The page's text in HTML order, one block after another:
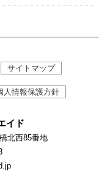
サイトマップ
人情報保護方針
イド
北西85番地